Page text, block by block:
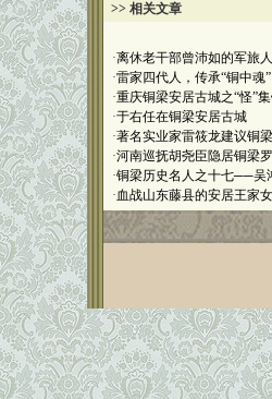
>> 相关文章
·离休老干部曾沛如的军旅
·雷家四代人，传承“铜中魂”
·重庆铜梁安居古城之“怪”
·于右任在铜梁安居古城
·著名实业家雷筱龙建议铜
·河南巡抚胡尧臣隐居铜梁
·铜梁历史名人之十七──吴
·血战山东藤县的安居王家